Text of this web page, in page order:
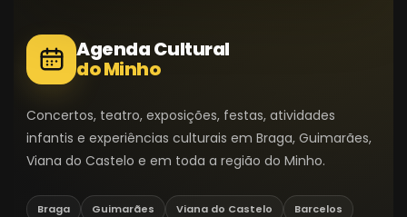
Agenda Cultural
do Minho
Concertos, teatro, exposições, festas, atividades
infantis e experiências culturais em Braga, Guimarães,
Viana do Castelo e em toda a região do Minho.
Braga Guimarães Viana do Castelo
Barcelos